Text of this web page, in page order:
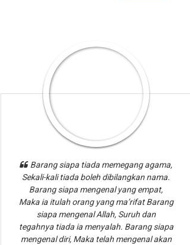
Barang siapa tiada memegang agama,
Sekali-kali tiada boleh dibilangkan nama.
Barang siapa mengenal yang empat,
Maka ia itulah orang yang ma’rifat Barang
siapa mengenal Allah, Suruh dan
tegahnya tiada ia menyalah. Barang siapa
mengenal diri, Maka telah mengenal akan